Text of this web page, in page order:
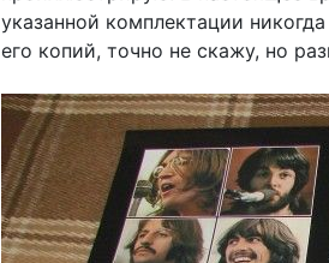
указанной комплектации
его копий, точно не скажу, но